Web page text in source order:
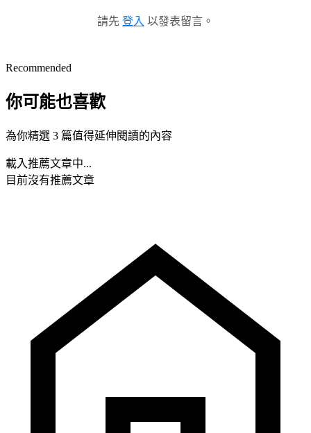
請先 登入 以發表留言。
Recommended
你可能也喜歡
為你精選 3 篇值得延伸閱讀的內容
載入推薦文章中...
目前沒有推薦文章